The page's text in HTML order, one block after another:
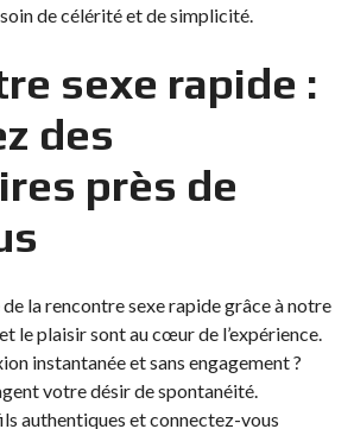
de célérité et de simplicité.
sexe rapide :
des
près de
la rencontre sexe rapide grâce à notre
le plaisir sont au cœur de l’expérience.
instantanée et sans engagement ?
votre désir de spontanéité.
authentiques et connectez-vous